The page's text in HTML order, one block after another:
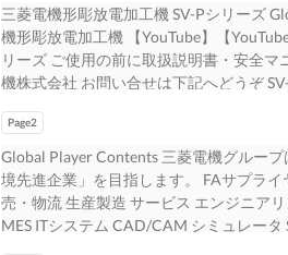
三菱電機形彫放電加工機 SV-Pシリーズ
機形彫放電加工機 【YouTube】【
リーズ ご使用の前に取扱説明書・安全
機株式会社 お問い合せは下記へどうぞ
区花京院1-1-20 名古屋市中村区名駅3-
ルヂング） （矢作豊田ビル） TEL（:
TEL（: 0565）34-4112 series 北陸支社
920-0031 〒660-0807 〒730-8657 〒
1-26-1 広島市中区中町7-32 福岡市中央
Page2
Global Player Contents 三菱電機グルー
境先進企業」を目指します。 FAサプラ
売・物流 生産製造 サービス エンジニア
MES ITシステム CAD/CAM シミュレー